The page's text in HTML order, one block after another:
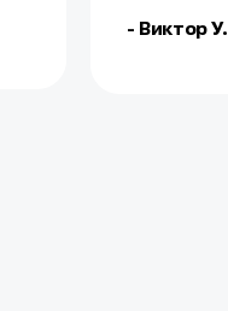
- Виктор